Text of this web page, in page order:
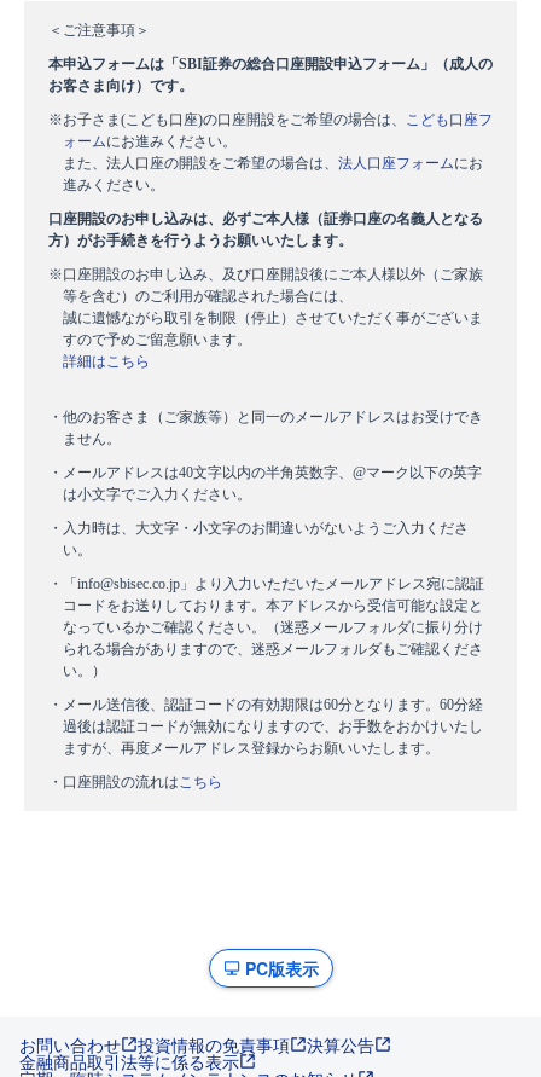
＜ご注意事項＞
本申込フォームは「SBI証券の総合口座開設申込フォーム」（成人の
お客さま向け）です。
※お子さま(こども口座)の口座開設をご希望の場合は、 こども口座フ
ォームにお進みください。
また、法人口座の開設をご希望の場合は、 法人口座フォームにお
進みください。
口座開設のお申し込みは、必ずご本人様（証券口座の名義人となる
方）がお手続きを行うようお願いいたします。
※口座開設のお申し込み、及び口座開設後にご本人様以外（ご家族
等を含む）のご利用が確認された場合には、
誠に遺憾ながら取引を制限（停止）させていただく事がございま
すので予めご留意願います。
詳細はこちら
・他のお客さま（ご家族等）と同一のメールアドレスはお受けでき
ません。
・メールアドレスは40文字以内の半角英数字、@マーク以下の英字
は小文字でご入力ください。
・入力時は、大文字・小文字のお間違いがないようご入力くださ
い。
・「info@sbisec.co.jp」より入力いただいたメールアドレス宛に認証
コードをお送りしております。本アドレスから受信可能な設定と
なっているかご確認ください。（迷惑メールフォルダに振り分け
られる場合がありますので、迷惑メールフォルダもご確認くださ
い。）
・メール送信後、認証コードの有効期限は60分となります。60分経
過後は認証コードが無効になりますので、お手数をおかけいたし
ますが、再度メールアドレス登録からお願いいたします。
・口座開設の流れはこちら
PC版表示
お問い合わせ 投資情報の免責事項 決算公告
金融商品取引法等に係る表示